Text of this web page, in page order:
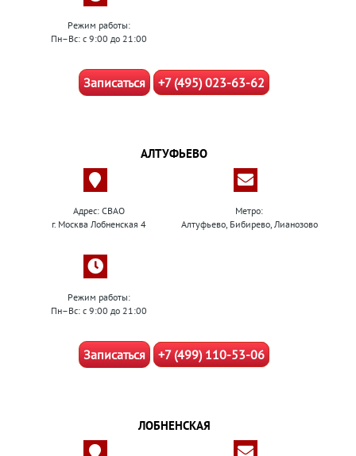
Режим работы:
Пн–Вс: с 9:00 до 21:00
Записаться +7 (495) 023-63-62
АЛТУФЬЕВО
Адрес: СВАО
г. Москва Лобненская 4
Метро:
Алтуфьево, Бибирево, Лианозово
Режим работы:
Пн–Вс: с 9:00 до 21:00
Записаться +7 (499) 110-53-06
ЛОБНЕНСКАЯ